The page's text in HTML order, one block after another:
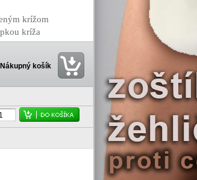
krížom
kríža
Nákupný košík